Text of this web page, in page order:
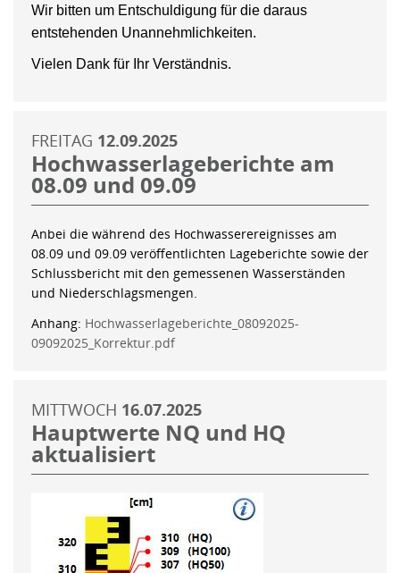
Wir bitten um Entschuldigung für die daraus
entstehenden Unannehmlichkeiten.
Vielen Dank für Ihr Verständnis.
FREITAG 12.09.2025
Hochwasserlageberichte am
08.09 und 09.09
Anbei die während des Hochwasserereignisses am
08.09 und 09.09 veröffentlichten Lageberichte sowie der
Schlussbericht mit den gemessenen Wasserständen
und Niederschlagsmengen.
Anhang: Hochwasserlageberichte_08092025-
09092025_Korrektur.pdf
MITTWOCH 16.07.2025
Hauptwerte NQ und HQ
aktualisiert